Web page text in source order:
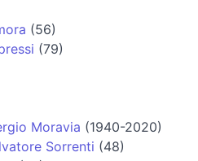
(56)
(79)
Moravia (1940-2020)
Sorrenti (48)